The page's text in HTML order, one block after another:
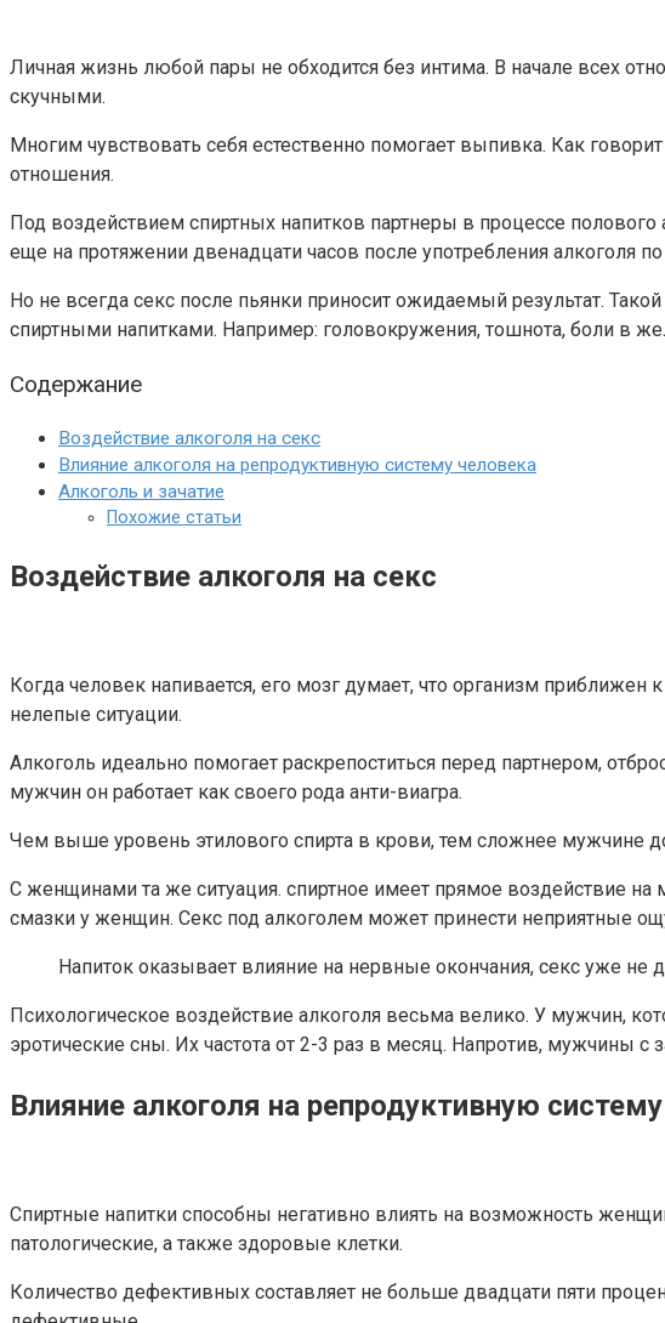
Личная жизнь любой пары не обходится без интима. В начале всех
скучными.
Многим чувствовать себя естественно помогает выпивка. Как
отношения.
Под воздействием спиртных напитков партнеры в процессе
еще на протяжении двенадцати часов после употребления алкоголя
Но не всегда секс после пьянки приносит ожидаемый результат.
спиртными напитками. Например: головокружения, тошнота, боли в
Содержание
Воздействие алкоголя на секс
Влияние алкоголя на репродуктивную систему человека
Алкоголь и зачатие
Похожие статьи
Воздействие алкоголя на секс
Когда человек напивается, его мозг думает, что организм
нелепые ситуации.
Алкоголь идеально помогает раскрепоститься перед партнером,
мужчин он работает как своего рода анти-виагра.
Чем выше уровень этилового спирта в крови, тем сложнее мужчине
С женщинами та же ситуация. спиртное имеет прямое воздействие
смазки у женщин. Секс под алкоголем может принести неприятные
Напиток оказывает влияние на нервные окончания, секс уже не
Психологическое воздействие алкоголя весьма велико. У мужчин,
эротические сны. Их частота от 2-3 раз в месяц. Напротив, мужчины
Влияние алкоголя на репродуктивную
Спиртные напитки способны негативно влиять на возможность
патологические, а также здоровые клетки.
Количество дефективных составляет не больше двадцати пяти